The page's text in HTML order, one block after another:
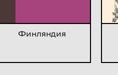
Финляндия